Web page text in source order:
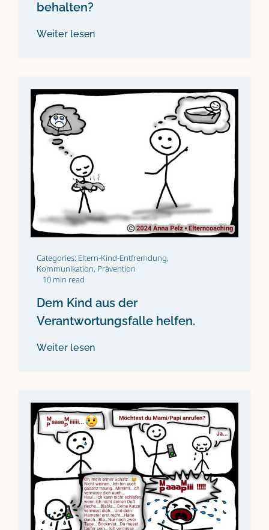
behalten?
Weiter lesen
Categories: Eltern-Kind-Entfremdung,
Kommunikation, Prävention
10 min read
Dem Kind aus der
Verantwortungsfalle helfen.
Weiter lesen